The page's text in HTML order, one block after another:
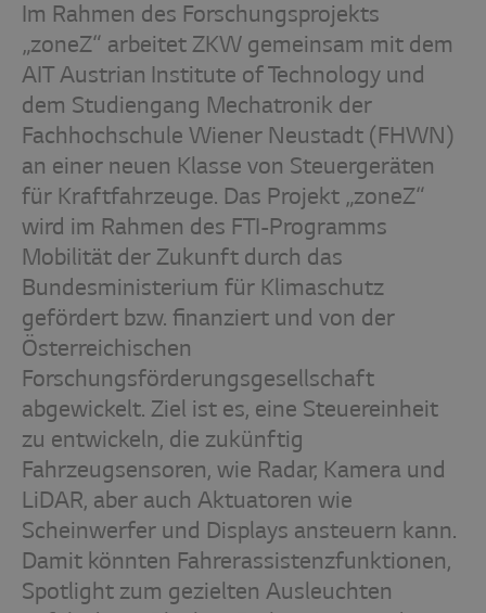
Im Rahmen des Forschungsprojekts
„zoneZ“ arbeitet ZKW gemeinsam mit dem
AIT Austrian Institute of Technology und
dem Studiengang Mechatronik der
Fachhochschule Wiener Neustadt (FHWN)
an einer neuen Klasse von Steuergeräten
für Kraftfahrzeuge. Das Projekt „zoneZ“
wird im Rahmen des FTI-Programms
Mobilität der Zukunft durch das
Bundesministerium für Klimaschutz
gefördert bzw. finanziert und von der
Österreichischen
Forschungsförderungsgesellschaft
abgewickelt. Ziel ist es, eine Steuereinheit
zu entwickeln, die zukünftig
Fahrzeugsensoren, wie Radar, Kamera und
LiDAR, aber auch Aktuatoren wie
Scheinwerfer und Displays ansteuern kann.
Damit könnten Fahrerassistenzfunktionen,
Spotlight zum gezielten Ausleuchten